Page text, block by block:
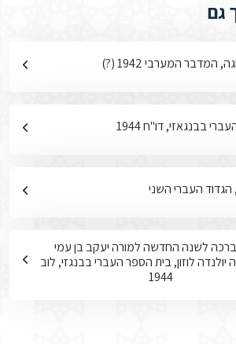
גם
המדבר המערבי 1942 (?)
בבנגאזי, דו"ח 1944
הגדוד העברי השני
ברכה לשנה החדשה למורה יעקב בן עמי
לוזון, בית הספר העברי בבנגזי, לוב
1944